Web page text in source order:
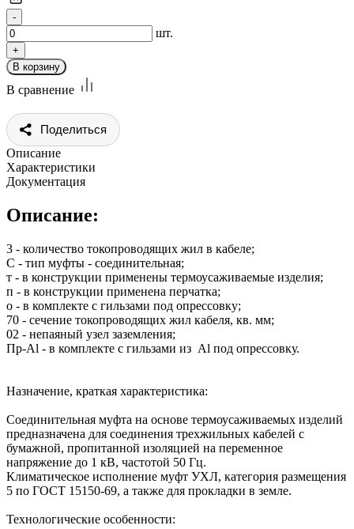
шт.
В сравнение
Поделиться
Описание
Характеристики
Документация
Описание:
3 - количество токопроводящих жил в кабеле;
С - тип муфты - соединительная;
т - в конструкции применены термоусаживаемые изделия;
п - в конструкции применена перчатка;
о - в комплекте с гильзами под опрессовку;
70 - сечение токопроводящих жил кабеля, кв. мм;
02 - непаяный узел заземления;
Пр-Al - в комплекте с гильзами из Al под опрессовку.
Назначение, краткая характеристика:
Соединительная муфта на основе термоусаживаемых изделий
предназначена для соединения трехжильных кабелей с
бумажной, пропитанной изоляцией на переменное
напряжение до 1 кВ, частотой 50 Гц.
Климатическое исполнение муфт УХЛ, категория размещения
5 по ГОСТ 15150-69, а также для прокладки в земле.
Технологические особенности: